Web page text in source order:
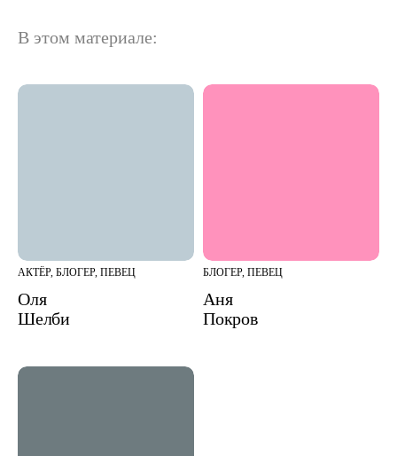
В этом материале:
АКТЁР, БЛОГЕР, ПЕВЕЦ
Оля
Шелби
БЛОГЕР, ПЕВЕЦ
Аня
Покров